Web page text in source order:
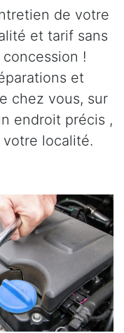
de votre
et tarif sans
!
et
chez vous, sur
endroit précis ,
localité.